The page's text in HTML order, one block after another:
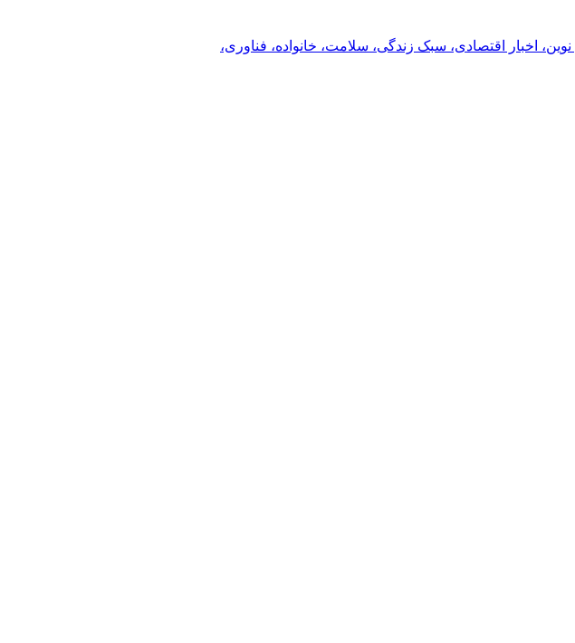
اخبار اقتصادی، سبک زندگی، سلامت، خانواده، فناوری،